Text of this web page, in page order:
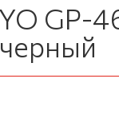
GP-